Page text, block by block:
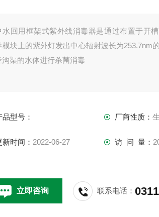
水回用框架式紫外线消毒器是通过布置于开
模块上的紫外灯发出中心辐射波长为253.7nm
沟渠的水体进行杀菌消毒
品型号： 厂商性质：
新时间： 2022-06-27 访 问 量：
立即咨询 联系电话：